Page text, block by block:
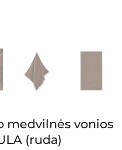
medvilnės vonios
(ruda)